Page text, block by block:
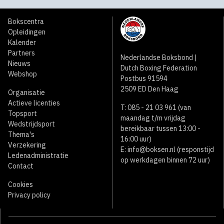
Bokscentra
Opleidingen
Kalender
Partners
Nieuws
Webshop
Organisatie
Actieve licenties
Topsport
Wedstrijdsport
Thema's
Verzekering
Ledenadministratie
Contact
Cookies
Privacy policy
Nederlandse Boksbond |
Dutch Boxing Federation
Postbus 91594
2509 ED Den Haag
T: 085 - 21 03 961 (van
maandag t/m vrijdag
bereikbaar tussen 13:00 -
16:00 uur)
E: info@boksen.nl (responstijd
op werkdagen binnen 72 uur)